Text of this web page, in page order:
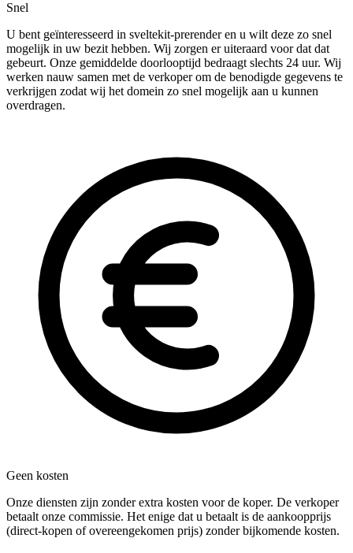
Snel
U bent geïnteresseerd in sveltekit-prerender en u wilt deze zo snel
mogelijk in uw bezit hebben. Wij zorgen er uiteraard voor dat dat
gebeurt. Onze gemiddelde doorlooptijd bedraagt slechts 24 uur. Wij
werken nauw samen met de verkoper om de benodigde gegevens te
verkrijgen zodat wij het domein zo snel mogelijk aan u kunnen
overdragen.
Geen kosten
Onze diensten zijn zonder extra kosten voor de koper. De verkoper
betaalt onze commissie. Het enige dat u betaalt is de aankoopprijs
(direct-kopen of overeengekomen prijs) zonder bijkomende kosten.